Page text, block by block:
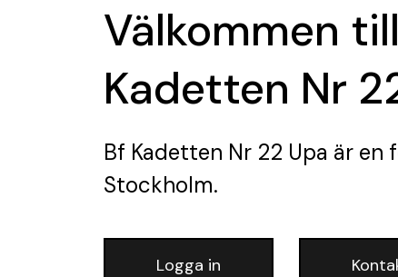
Välkommen
Kadetten Nr
Bf Kadetten Nr 22 Upa är en
Stockholm.
Logga in